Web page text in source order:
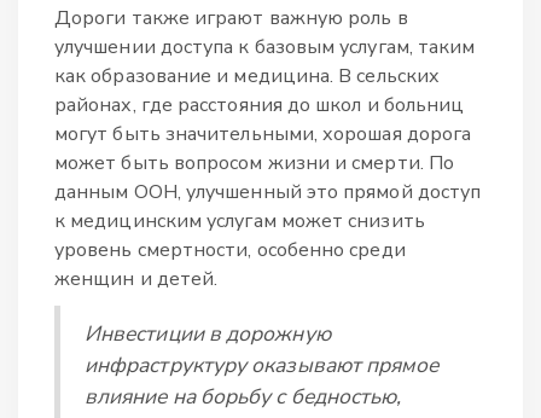
Дороги также играют важную роль в
улучшении доступа к базовым услугам, таким
как образование и медицина. В сельских
районах, где расстояния до школ и больниц
могут быть значительными, хорошая дорога
может быть вопросом жизни и смерти. По
данным ООН, улучшенный это прямой доступ
к медицинским услугам может снизить
уровень смертности, особенно среди
женщин и детей.
Инвестиции в дорожную
инфраструктуру оказывают прямое
влияние на борьбу с бедностью,